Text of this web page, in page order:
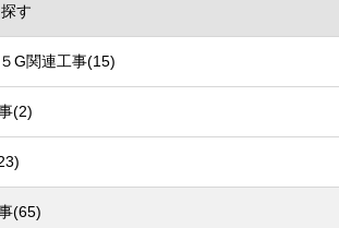
す
G関連工事(15)
(2)
(65)